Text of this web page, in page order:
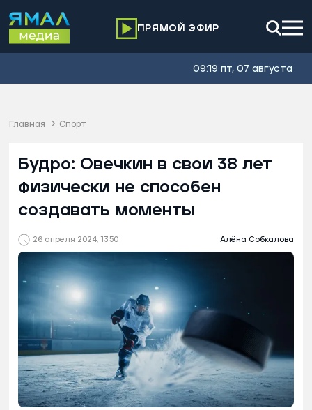
ПРЯМОЙ ЭФИР
09:19 пт, 07 августа
Главная Спорт
26 апреля 2024, 13:50 Алёна Собкалова
Будро: Овечкин в свои 38 лет
физически не способен
создавать моменты